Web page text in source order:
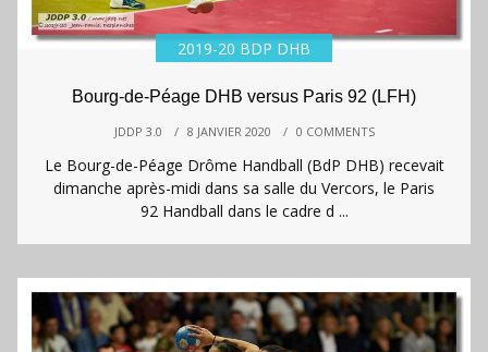
2019-20 BDP DHB
Bourg-de-Péage DHB versus Paris 92 (LFH)
JDDP 3.0 / 8 JANVIER 2020 / 0 COMMENTS
Le Bourg-de-Péage Drôme Handball (BdP DHB) recevait
dimanche après-midi dans sa salle du Vercors, le Paris
92 Handball dans le cadre d ...